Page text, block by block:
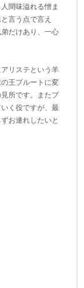
間味溢れる憎ま
言う点で言え
だけあり、一心
リステという羊
王プルートに変
所です。またプ
く役ですが、最
お連れしたいと